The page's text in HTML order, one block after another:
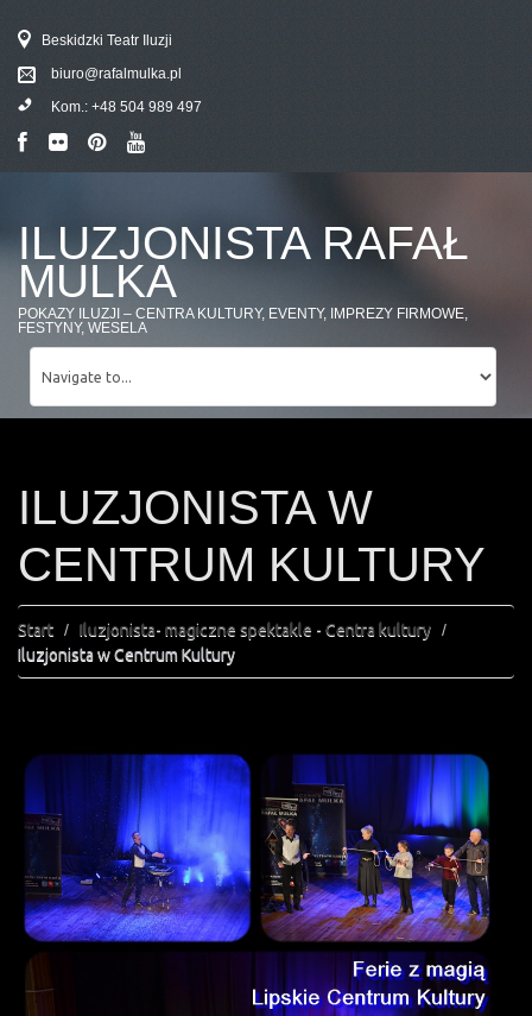
Beskidzki Teatr Iluzji
biuro@rafalmulka.pl
Kom.: +48 504 989 497
ILUZJONISTA RAFAŁ
MULKA
POKAZY ILUZJI – CENTRA KULTURY, EVENTY, IMPREZY FIRMOWE,
FESTYNY, WESELA
ILUZJONISTA W
CENTRUM KULTURY
Start
Iluzjonista- magiczne spektakle - Centra kultury
Iluzjonista w Centrum Kultury